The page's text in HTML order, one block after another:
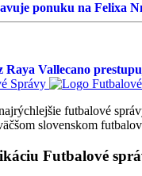
ponuku na Felixa
Raya Vallecano
futbalové
slovenskom
Futbalové